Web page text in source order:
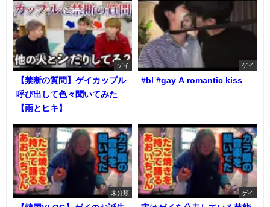
ゲイ
【禁断の質問】ゲイカップル
呼び出して色々聞いてみた
【雨とヒキ】
ゲイ
#bl #gay A romantic kiss
未分類 ゲイ